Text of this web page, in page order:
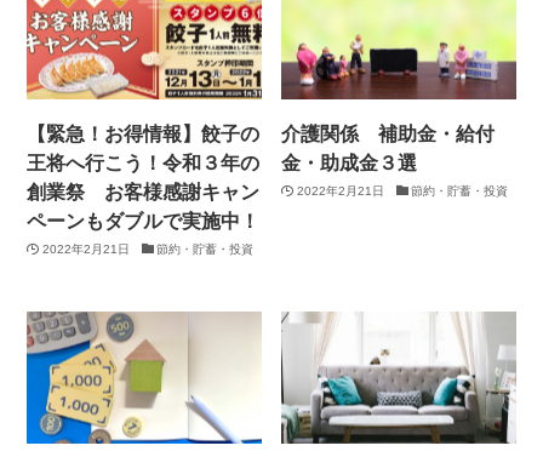
【緊急！お得情報】餃子の
王将へ行こう！令和３年の
創業祭 お客様感謝キャン
ペーンもダブルで実施中！
2022年2月21日 節約・貯蓄・投資
介護関係 補助金・給付
金・助成金３選
2022年2月21日 節約・貯蓄・投資